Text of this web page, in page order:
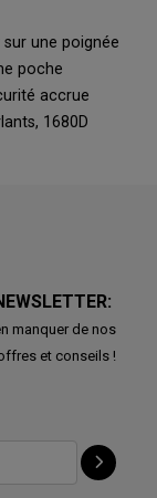
une poignée
poche
accrue
1680D
manquer de nos
et conseils !